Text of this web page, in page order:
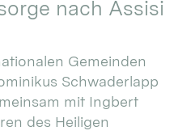
nach Assisi
Gemeinden
Schwaderlapp
mit Ingbert
des Heiligen